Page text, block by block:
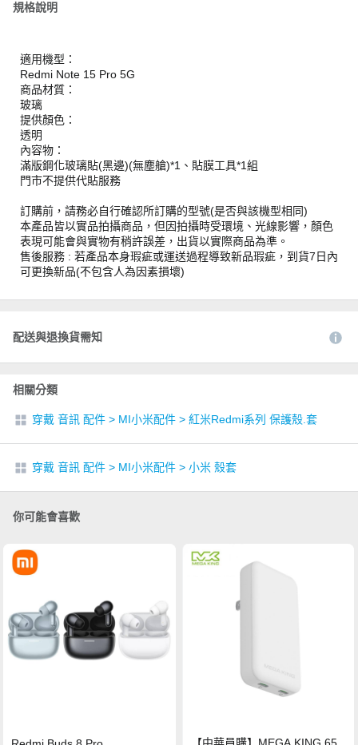
規格說明
適用機型：
Redmi Note 15 Pro 5G
商品材質：
玻璃
提供顏色：
透明
內容物：
滿版鋼化玻璃貼(黑邊)(無塵艙)*1、貼膜工具*1組
門市不提供代貼服務
訂購前，請務必自行確認所訂購的型號(是否與該機型相同)
本產品皆以實品拍攝商品，但因拍攝時受環境、光線影響，顏色
表現可能會與實物有稍許誤差，出貨以實際商品為準。
售後服務 : 若產品本身瑕疵或運送過程導致新品瑕疵，到貨7日內
可更換新品(不包含人為因素損壞)
配送與退換貨需知
相關分類
穿戴 音訊 配件 > MI小米配件 > 紅米Redmi系列 保護殼.套
穿戴 音訊 配件 > MI小米配件 > 小米 殼套
你可能會喜歡
【中華員購】MEGA KING 65